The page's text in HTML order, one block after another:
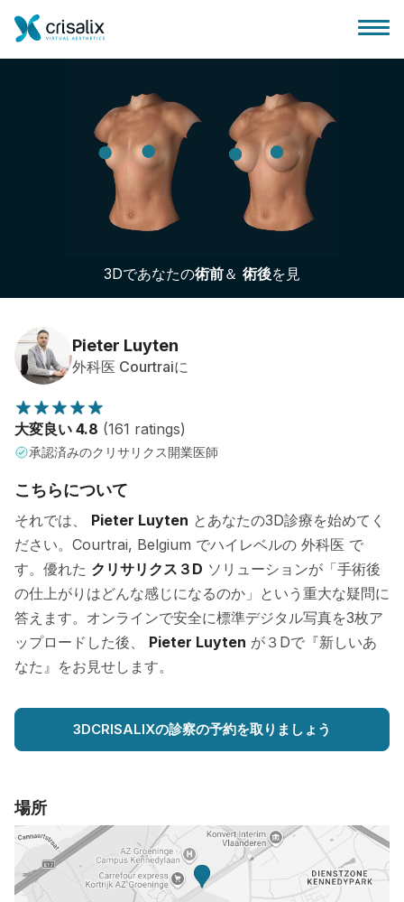
外科医ホーム
3Dビジネスプラットフォーム
サブスクリプションプラン
患者様のレビュー
3Dであなたの術前＆ 術後を見
Pieter Luyten
外科医 Courtraiに
大変良い 4.8 (161 ratings)
承認済みのクリサリクス開業医師
こちらについて
それでは、 Pieter Luyten とあなたの3D診療を始めてく
ださい。Courtrai, Belgium でハイレベルの 外科医 で
す。優れた クリサリクス３D ソリューションが「手術後
の仕上がりはどんな感じになるのか」という重大な疑問に
答えます。オンラインで安全に標準デジタル写真を3枚ア
ップロードした後、 Pieter Luyten が３Dで『新しいあ
なた』をお見せします。
3DCRISALIXの診察の予約を取りましょう
場所